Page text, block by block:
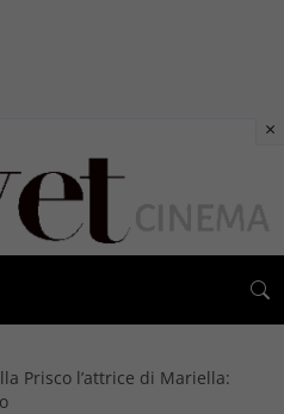
Prisco l’attrice di Mariella:
×